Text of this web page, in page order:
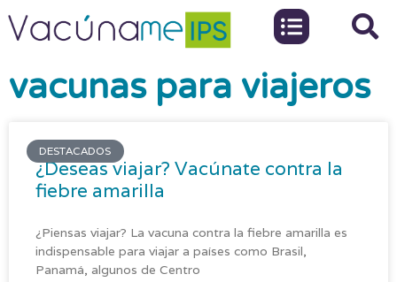
vacunas para viajeros
DESTACADOS
¿Deseas viajar? Vacúnate contra la
fiebre amarilla
¿Piensas viajar? La vacuna contra la fiebre amarilla es
indispensable para viajar a países como Brasil,
Panamá, algunos de Centro